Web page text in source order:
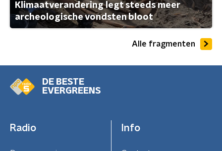
Klimaatverandering legt steeds meer
archeologische vondsten bloot
Alle fragmenten
DE BESTE
EVERGREENS
Radio Info